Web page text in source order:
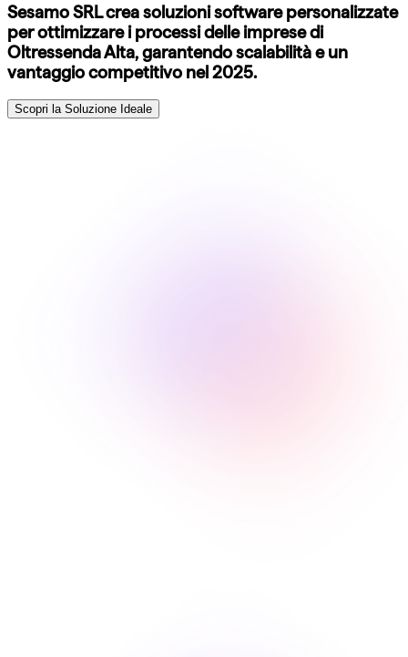
Sesamo SRL crea soluzioni software personalizzate
per ottimizzare i processi delle imprese di
Oltressenda Alta, garantendo scalabilità e un
vantaggio competitivo nel 2025.
Scopri la Soluzione Ideale